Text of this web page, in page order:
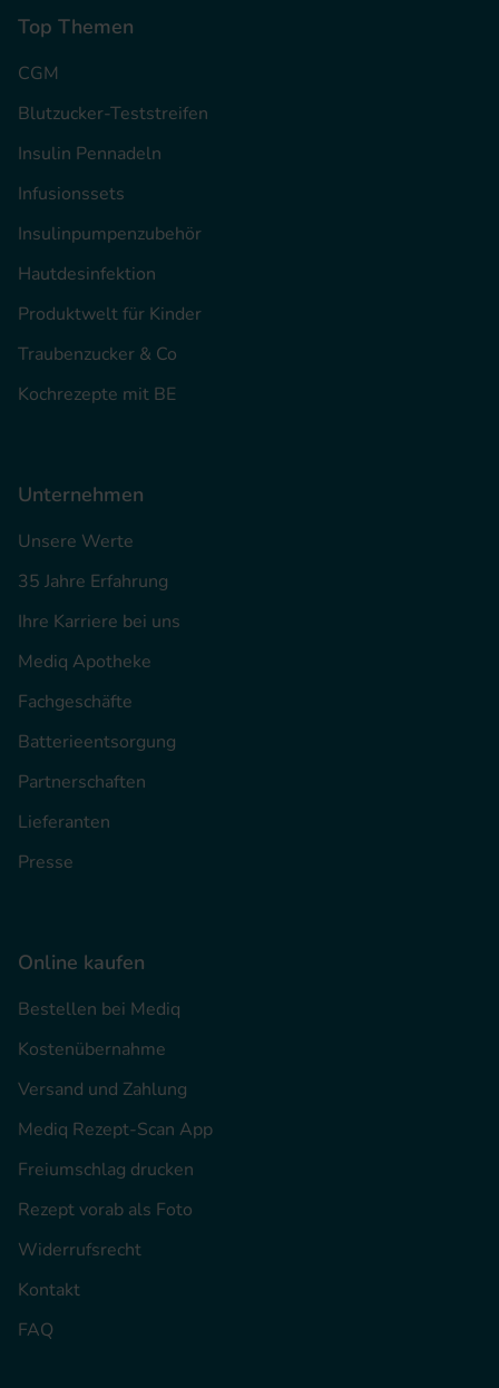
Top Themen
CGM
Blutzucker-Teststreifen
Insulin Pennadeln
Infusionssets
Insulinpumpenzubehör
Hautdesinfektion
Produktwelt für Kinder
Traubenzucker & Co
Kochrezepte mit BE
Unternehmen
Unsere Werte
35 Jahre Erfahrung
Ihre Karriere bei uns
Mediq Apotheke
Fachgeschäfte
Batterieentsorgung
Partnerschaften
Lieferanten
Presse
Online kaufen
Bestellen bei Mediq
Kostenübernahme
Versand und Zahlung
Mediq Rezept-Scan App
Freiumschlag drucken
Rezept vorab als Foto
Widerrufsrecht
Kontakt
FAQ